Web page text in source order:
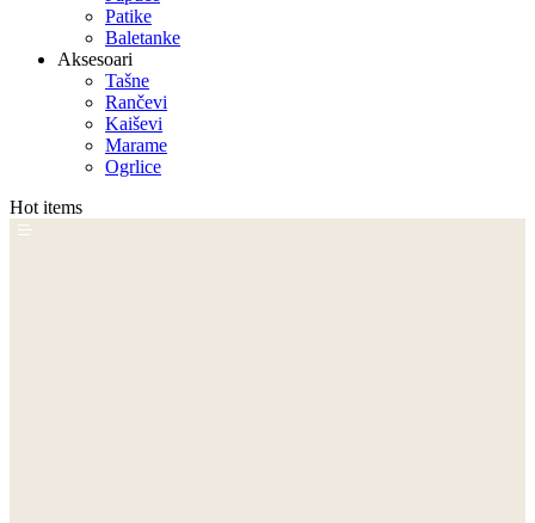
Patike
Baletanke
Aksesoari
Tašne
Rančevi
Kaiševi
Marame
Ogrlice
Hot items